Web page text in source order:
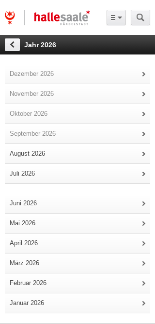
Jahr 2026
Dezember 2026
November 2026
Oktober 2026
September 2026
August 2026
Juli 2026
Juni 2026
Mai 2026
April 2026
März 2026
Februar 2026
Januar 2026